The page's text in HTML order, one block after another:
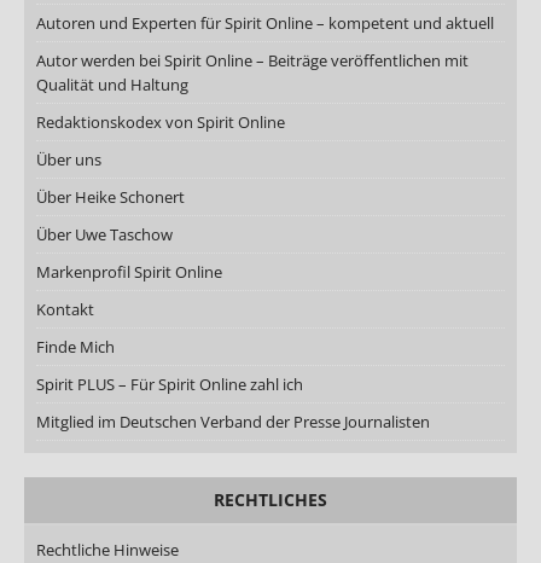
Autoren und Experten für Spirit Online – kompetent und aktuell
Autor werden bei Spirit Online – Beiträge veröffentlichen mit
Qualität und Haltung
Redaktionskodex von Spirit Online
Über uns
Über Heike Schonert
Über Uwe Taschow
Markenprofil Spirit Online
Kontakt
Finde Mich
Spirit PLUS – Für Spirit Online zahl ich
Mitglied im Deutschen Verband der Presse Journalisten
RECHTLICHES
Rechtliche Hinweise